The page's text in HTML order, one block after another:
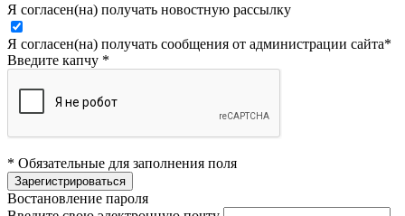
Я согласен(на) получать новостную рассылку
Я согласен(на) получать сообщения от администрации сайта*
Введите капчу *
* Обязательные для заполнения поля
Востановление пароля